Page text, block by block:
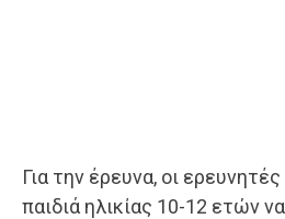
Για την έρευνα, οι
παιδιά ηλικίας 10-12 ετών